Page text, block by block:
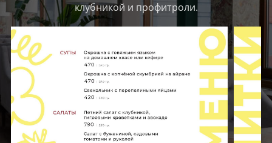
клубникой и профитроли.